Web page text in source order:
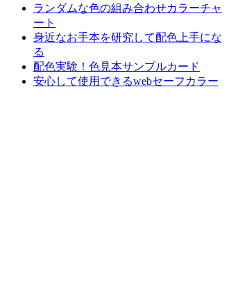
ランダムな色の組み合わせカラーチャ
ート
身近なお手本を研究して配色上手にな
る
配色実験！色見本サンプルカード
安心して使用できるwebセーフカラー